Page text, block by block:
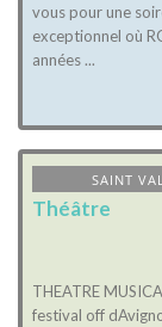
vous pour une
exceptionnel où
années ...
SAINT
Théâtre
THEATRE
festival off